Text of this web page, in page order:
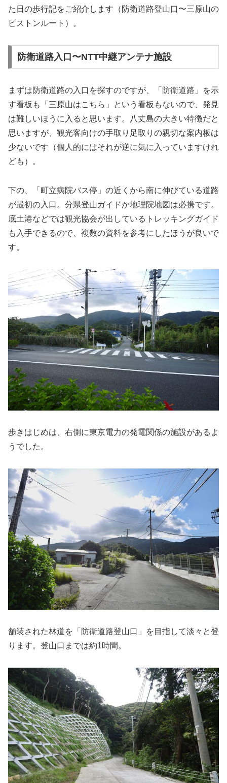
た日の歩行記をご紹介します（防衛道路登山口〜三原山の
ピストンルート）。
防衛道路入口〜NTT中継アンテナ施設
まずは防衛道路の入口を探すのですが、「防衛道路」を示
す看板も「三原山はこちら」という看板もないので、発見
は難しいほうに入ると思います。八丈島の大きい特徴だと
思いますが、観光客向けの手取り足取りの親切な案内板は
少ないです（個人的にはそれが逆に気に入っていますけれ
ども）。
下の、「町立病院バス停」の近くから南に伸びている道路
が最初の入口。分県登山ガイドか地理院地図は必携です。
底土港などでは観光協会が出しているトレッキングガイド
も入手できるので、複数の資料を参考にしたほうが良いで
す。
歩きはじめは、右側に東京電力の発電関係の施設があるよ
うでした。
舗装された林道を「防衛道路登山口」を目指して淡々と登
ります。登山口までは約1時間。